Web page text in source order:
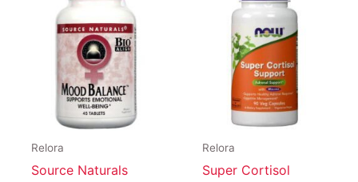
Relora
Source Naturals
Relora
Super Cortisol